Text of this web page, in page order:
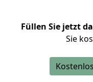
Füllen Sie jetzt
Sie